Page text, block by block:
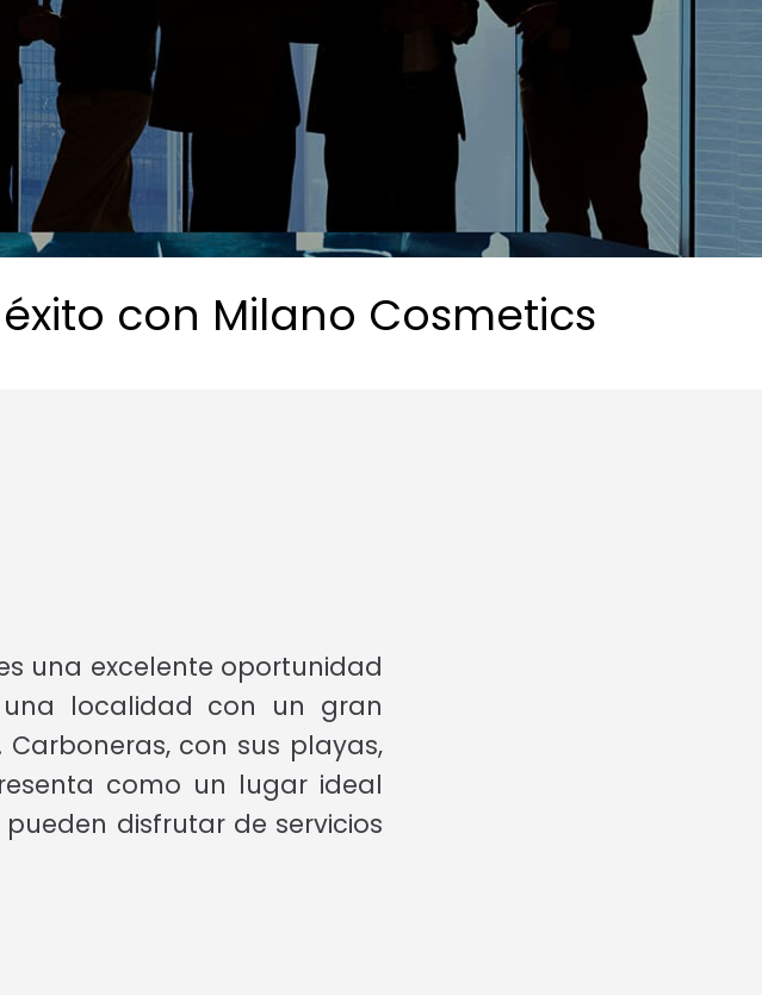
con Milano Cosmetics
una excelente oportunidad
localidad con un gran
con sus playas,
como un lugar ideal
disfrutar de servicios